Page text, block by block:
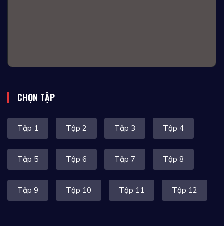
CHỌN TẬP
Tập 1 Tập 2 Tập 3 Tập 4
Tập 5 Tập 6 Tập 7 Tập 8
Tập 9 Tập 10 Tập 11 Tập 12